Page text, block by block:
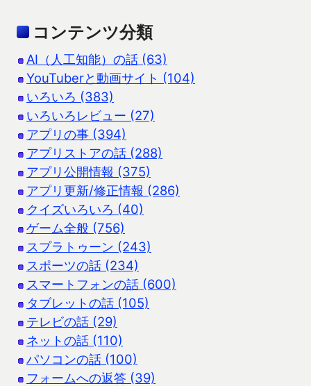
コンテンツ分類
AI（人工知能）の話 (63)
YouTuberと動画サイト (104)
いろいろ (383)
いろいろレビュー (27)
アプリの事 (394)
アプリストアの話 (288)
アプリ公開情報 (375)
アプリ更新/修正情報 (286)
クイズいろいろ (40)
ゲーム全般 (756)
スプラトゥーン (243)
スポーツの話 (234)
スマートフォンの話 (600)
タブレットの話 (105)
テレビの話 (29)
ネットの話 (110)
パソコンの話 (100)
フォームへの返答 (39)